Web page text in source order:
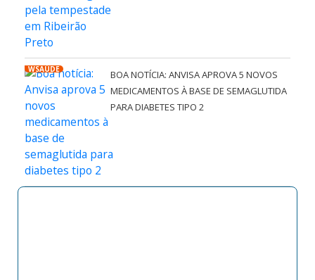
WSAÚDE
BOA NOTÍCIA: ANVISA APROVA 5 NOVOS
MEDICAMENTOS À BASE DE SEMAGLUTIDA
PARA DIABETES TIPO 2